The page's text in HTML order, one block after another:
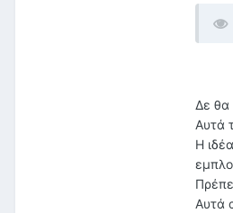
Δε θα
Αυτά
Η
Αυτά